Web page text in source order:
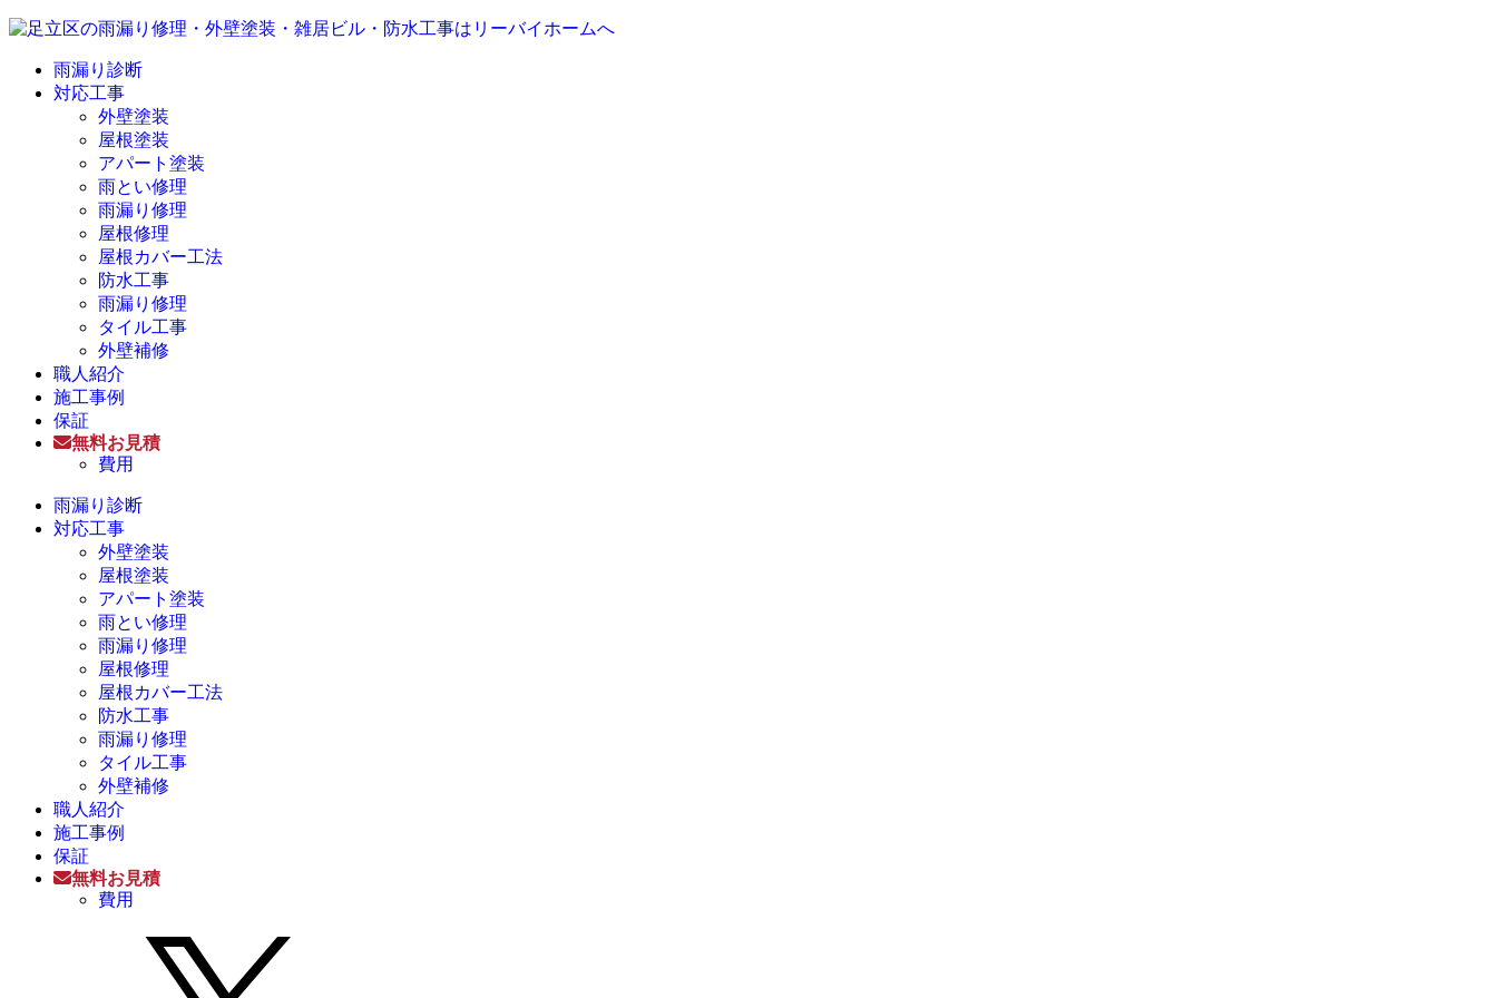
雨漏り診断
対応工事
外壁塗装
屋根塗装
アパート塗装
雨とい修理
雨漏り修理
屋根修理
屋根カバー工法
防水工事
雨漏り修理
タイル工事
外壁補修
職人紹介
施工事例
保証
無料お見積
費用
雨漏り診断
対応工事
外壁塗装
屋根塗装
アパート塗装
雨とい修理
雨漏り修理
屋根修理
屋根カバー工法
防水工事
雨漏り修理
タイル工事
外壁補修
職人紹介
施工事例
保証
無料お見積
費用